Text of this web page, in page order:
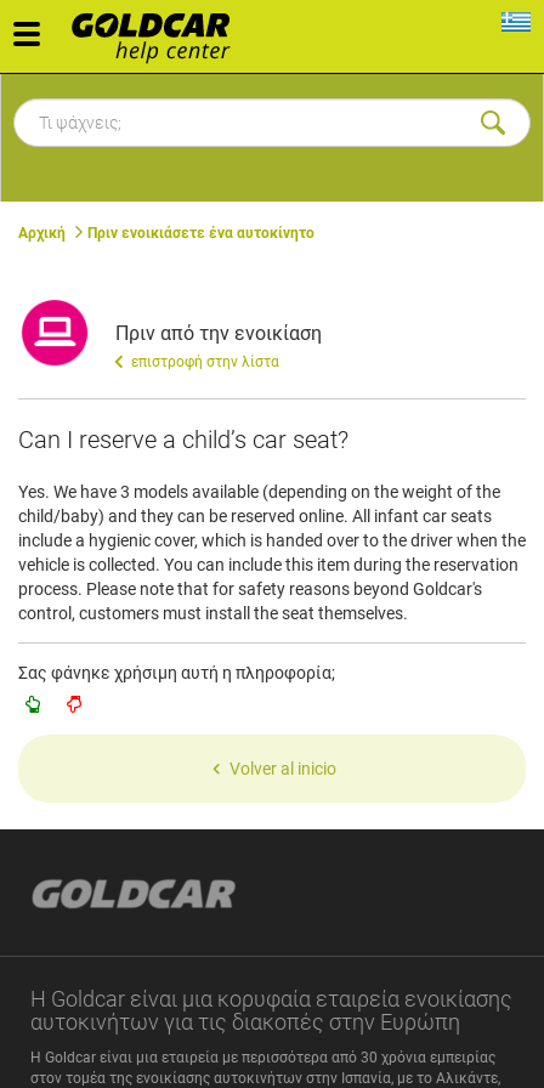
Toggle
navigation
Αρχική Πριν ενοικιάσετε ένα αυτοκίνητο
Πριν από την ενοικίαση
επιστροφή στην λίστα
Can I reserve a child’s car seat?
Yes. We have 3 models available (depending on the weight of the
child/baby) and they can be reserved online. All infant car seats
include a hygienic cover, which is handed over to the driver when the
vehicle is collected. You can include this item during the reservation
process. Please note that for safety reasons beyond Goldcar's
control, customers must install the seat themselves.
Σας φάνηκε χρήσιμη αυτή η πληροφορία;
Volver al inicio
Η Goldcar είναι μια κορυφαία εταιρεία ενοικίασης
αυτοκινήτων για τις διακοπές στην Ευρώπη
Η Goldcar είναι μια εταιρεία με περισσότερα από 30 χρόνια εμπειρίας
στον τομέα της ενοικίασης αυτοκινήτων στην Ισπανία, με το Αλικάντε,